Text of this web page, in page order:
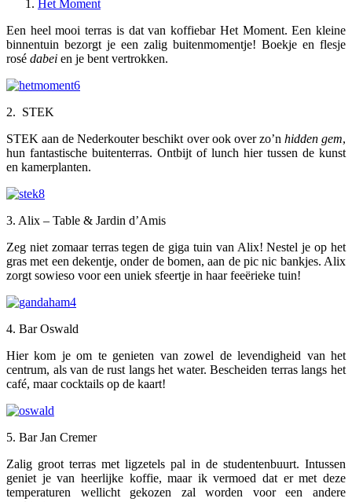
Het Moment
Een heel mooi terras is dat van koffiebar Het Moment. Een kleine
binnentuin bezorgt je een zalig buitenmomentje! Boekje en flesje
rosé dabei en je bent vertrokken.
2. STEK
STEK aan de Nederkouter beschikt over ook over zo’n hidden gem,
hun fantastische buitenterras. Ontbijt of lunch hier tussen de kunst
en kamerplanten.
3. Alix – Table & Jardin d’Amis
Zeg niet zomaar terras tegen de giga tuin van Alix! Nestel je op het
gras met een dekentje, onder de bomen, aan de pic nic bankjes. Alix
zorgt sowieso voor een uniek sfeertje in haar feeërieke tuin!
4. Bar Oswald
Hier kom je om te genieten van zowel de levendigheid van het
centrum, als van de rust langs het water. Bescheiden terras langs het
café, maar cocktails op de kaart!
5. Bar Jan Cremer
Zalig groot terras met ligzetels pal in de studentenbuurt. Intussen
geniet je van heerlijke koffie, maar ik vermoed dat er met deze
temperaturen wellicht gekozen zal worden voor een andere